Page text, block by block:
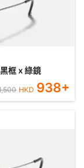
框 x 綠鏡
HKD 938+